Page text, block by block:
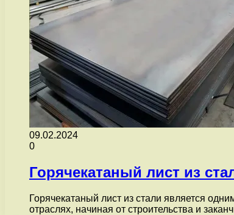
09.02.2024
0
Горячекатаный лист из
Горячекатаный лист из стали является
отраслях, начиная от строительства и